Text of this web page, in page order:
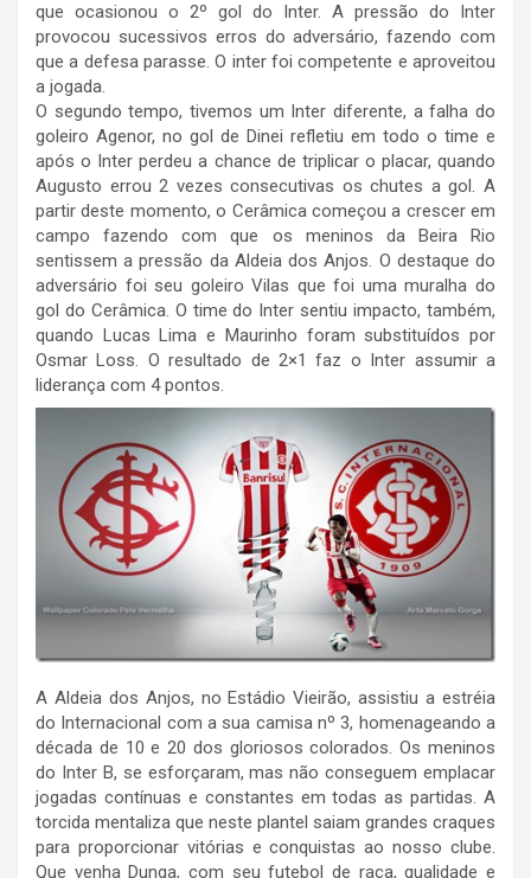
que ocasionou o 2º gol do Inter. A pressão do Inter
provocou sucessivos erros do adversário, fazendo com
que a defesa parasse. O inter foi competente e aproveitou
a jogada.
O segundo tempo, tivemos um Inter diferente, a falha do
goleiro Agenor, no gol de Dinei refletiu em todo o time e
após o Inter perdeu a chance de triplicar o placar, quando
Augusto errou 2 vezes consecutivas os chutes a gol. A
partir deste momento, o Cerâmica começou a crescer em
campo fazendo com que os meninos da Beira Rio
sentissem a pressão da Aldeia dos Anjos. O destaque do
adversário foi seu goleiro Vilas que foi uma muralha do
gol do Cerâmica. O time do Inter sentiu impacto, também,
quando Lucas Lima e Maurinho foram substituídos por
Osmar Loss. O resultado de 2×1 faz o Inter assumir a
liderança com 4 pontos.
A Aldeia dos Anjos, no Estádio Vieirão, assistiu a estréia
do Internacional com a sua camisa nº 3, homenageando a
década de 10 e 20 dos gloriosos colorados. Os meninos
do Inter B, se esforçaram, mas não conseguem emplacar
jogadas contínuas e constantes em todas as partidas. A
torcida mentaliza que neste plantel saiam grandes craques
para proporcionar vitórias e conquistas ao nosso clube.
Que venha Dunga, com seu futebol de raça, qualidade e